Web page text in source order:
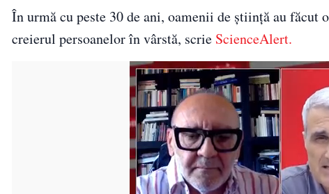
În urmă cu peste 30 de ani, oamenii de știință au făcut
creierul persoanelor în vârstă, scrie ScienceAlert.